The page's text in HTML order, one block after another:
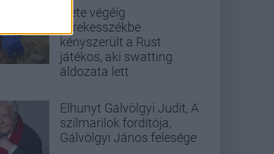
Élete végéig
kerekesszékbe
kényszerült a Rust
játékos, aki swatting
áldozata lett
Elhunyt Gálvölgyi Judit, A
szilmarilok fordítója,
Gálvölgyi János felesége